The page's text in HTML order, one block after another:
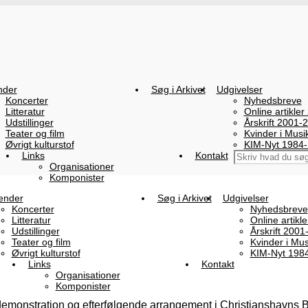
Koncerter
Litteratur
Udstillinger
Teater og film
Øvrigt kulturstof
Søg i Arkivet
Udgivelser
Nyhedsbreve
Online artikler
Årskrift 2001-
Kvinder i
KIM-Nyt
Links
Organisationer
Komponister
Kontakt
Koncerter
Litteratur
Udstillinger
Teater og film
Øvrigt kulturstof
Søg i Arkivet
Udgivelser
Nyhedsbreve
Online
Årskrift
Kvinder i
KIM-Nyt
Links
Organisationer
Komponister
Kontakt
og efterfølgende arrangement i Christianshavns